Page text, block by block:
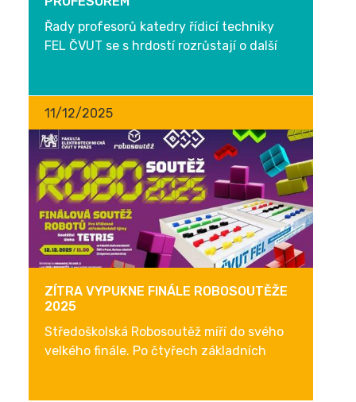
Řady profesorů katedry řídicí techniky
FEL ČVUT se s hrdostí rozrůstají o další
Pavla během...
11/12/2025
ZÍTRA VYPUKNE FINÁLE ROBOSOUTĚŽE
2025
Středoškolská Robosoutěž míří do svého
velkého finále. Po čtyřech základních